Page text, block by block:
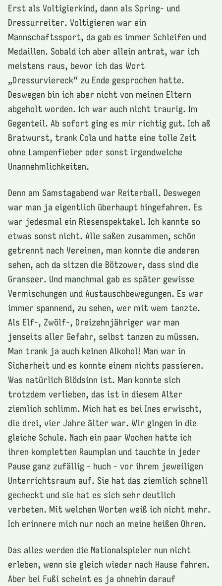
Erst als Voltigierkind, dann als Spring- und
Dressurreiter. Voltigieren war ein
Mannschaftssport, da gab es immer Schleifen und
Medaillen. Sobald ich aber allein antrat, war ich
meistens raus, bevor ich das Wort
„Dressurviereck“ zu Ende gesprochen hatte.
Deswegen bin ich aber nicht von meinen Eltern
abgeholt worden. Ich war auch nicht traurig. Im
Gegenteil. Ab sofort ging es mir richtig gut. Ich aß
Bratwurst, trank Cola und hatte eine tolle Zeit
ohne Lampenfieber oder sonst irgendwelche
Unannehmlichkeiten.
Denn am Samstagabend war Reiterball. Deswegen
war man ja eigentlich überhaupt hingefahren. Es
war jedesmal ein Riesenspektakel. Ich kannte so
etwas sonst nicht. Alle saßen zusammen, schön
getrennt nach Vereinen, man konnte die anderen
sehen, ach da sitzen die Bötzower, dass sind die
Granseer. Und manchmal gab es später gewisse
Vermischungen und Austauschbewegungen. Es war
immer spannend, zu sehen, wer mit wem tanzte.
Als Elf-, Zwölf-, Dreizehnjähriger war man
jenseits aller Gefahr, selbst tanzen zu müssen.
Man trank ja auch keinen Alkohol! Man war in
Sicherheit und es konnte einem nichts passieren.
Was natürlich Blödsinn ist. Man konnte sich
trotzdem verlieben, das ist in diesem Alter
ziemlich schlimm. Mich hat es bei Ines erwischt,
die drei, vier Jahre älter war. Wir gingen in die
gleiche Schule. Nach ein paar Wochen hatte ich
ihren kompletten Raumplan und tauchte in jeder
Pause ganz zufällig - huch - vor ihrem jeweiligen
Unterrichtsraum auf. Sie hat das ziemlich schnell
gecheckt und sie hat es sich sehr deutlich
verbeten. Mit welchen Worten weiß ich nicht mehr.
Ich erinnere mich nur noch an meine heißen Ohren.
Das alles werden die Nationalspieler nun nicht
erleben, wenn sie gleich wieder nach Hause fahren.
Aber bei Fußi scheint es ja ohnehin darauf